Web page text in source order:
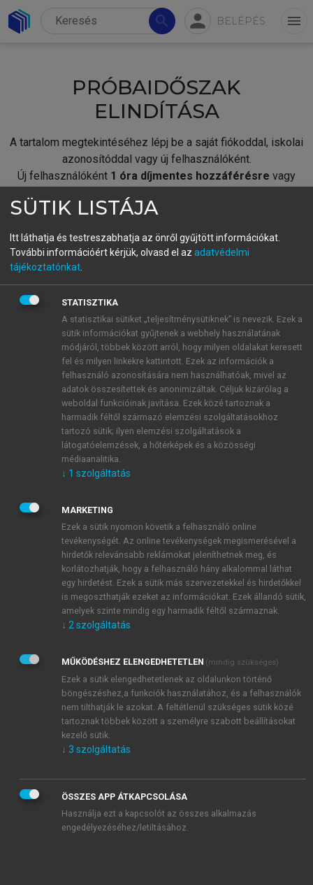
search person BELÉPÉS menu
PRÓBAIDŐSZAK
ELINDÍTÁSA
A tartalom megtekintéséhez lépj be a saját fiókoddal, iskolai
azonosítóddal vagy új felhasználóként.
Új felhasználóként 1 óra díjmentes hozzáférésre vagy
fiókoddal,vagy hozz létre új fiókot.
A regisztráció után apróbaidőszakautomatikusan
BELÉPÉS SAJÁT FIÓKKAL
ÚJ FIÓK LÉTREHOZÁSA
1 óra díjmentes hozzáférés
E-MAIL-CÍM
JELSZÓ
JELSZÓ ÚJRA
Kérek értesítést a MeRSZ újdonságairól, akcióiról.
Kérek értesítést az Akadémiai Kiadó Zrt. újdonságairól,
Adatkezelési tájékoztatóbanfoglaltakat tudomásul
veszem és elfogadom.
Általános vásárlási feltételeket, valamint a szotar.netés a
mersz.huoldalak licencszerződéseiben foglaltakat
tudomásul veszem és elfogadom.
KIPRÓBÁLOM
SÜTIK LISTÁJA
Itt láthatja és testreszabhatja az önről gyűjtött információkat.
További információért kérjük, olvasd el az adatvédelmi
tájékoztatónkat
STATISZTIKA
A statisztikai sütiket „teljesítménysütiknek” is nevezik. Ezek a
sütik információkat gyűjtenek a webhely használatának
módjáról, többek között arról, hogy milyen oldalakat keresett
fel és milyen linkekre kattintott. Ezek az információk a
felhasználó azonosítására nem használhatóak, mivel az
adatok összesítettek és anonimizáltak. Céljuk kizárólag a
weboldal funkcióinak javítása. Ezek közé tartoznak a
harmadik féltől származó elemzési szolgáltatásokhoz
tartozó sütik; ilyen elemzési szolgáltatások a
látogatóelemzések, a hőtérképek és a közösségi
médiaanalitika.
↓ 1 szolgáltatás
MARKETING
Ezek a sütik nyomon követik a felhasználó online
tevékenységét. Az online tevékenységek megismerésével a
hirdetők relevánsabb reklámokat jeleníthetnek meg, és
korlátozhatják, hogy a felhasználó hány alkalommal láthat
egy hirdetést. Ezek a sütik más szervezetekkel és hirdetőkkel
is megoszthatják ezeket az információkat. Ezek állandó sütik,
amelyek szinte mindig egy harmadik féltől származnak.
↓ 2 szolgáltatás
MŰKÖDÉSHEZ ELENGEDHETETLEN (mindig szükséges)
Ezek a sütik elengedhetetlenek az oldalunkon történő
böngészéshez,a funkciók használatához, és a felhasználók
nem tilthatják le azokat. A feltétlenül szükséges sütik közé
tartoznak többek között a személyre szabott beállításokat
kezelő sütik.
↓ 3 szolgáltatás
ÖSSZES APP ÁTKAPCSOLÁSA
Használja ezt a kapcsolót az összes alkalmazás
engedélyezéséhez/letiltásához.